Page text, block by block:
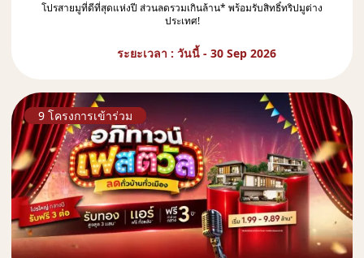
โปรสายมูที่ดีที่สุดแห่งปี ส่วนลดรวมเกินล้าน* พร้อมรับสิทธิ์ทริปมูต่าง
ประเทศ!
ระยะเวลา : วันนี้ - 30 Sep 2026
9 โครงการเข้าร่วม